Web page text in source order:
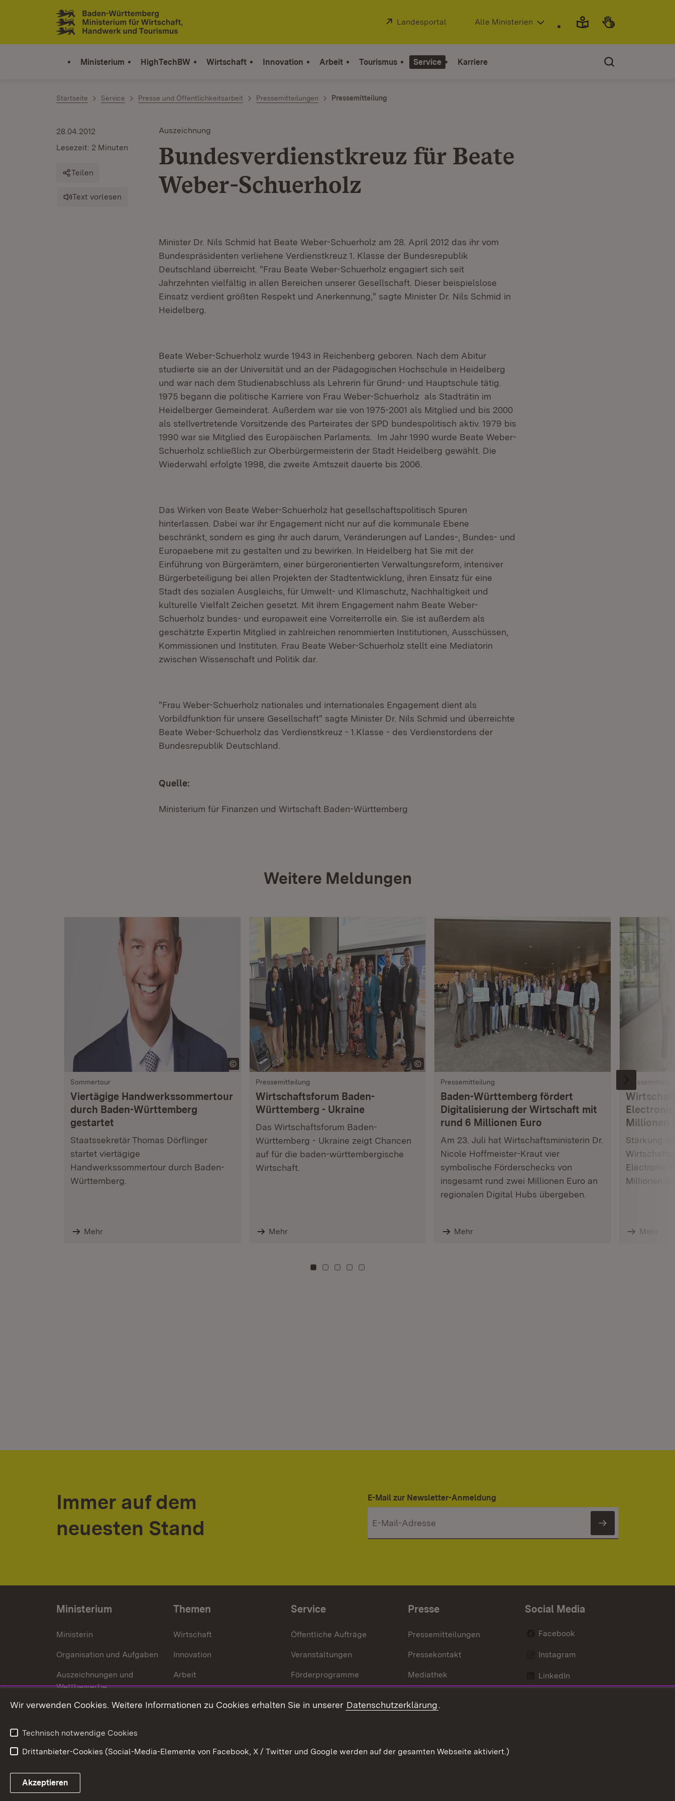
Zum Inhalt springen
Link zur Startseite
Extern:
Landesportal (Öffnet in neuem Fenster)
Alle Ministerien
Ministerium HighTechBW Wirtschaft Innovation Arbeit Tourismus Service Karriere
Startseite Service Presse und Öffentlichkeitsarbeit Pressemitteilungen Pressemitteilung
Auszeichnung
Bundesverdienstkreuz für Beate
Weber-Schuerholz
28.04.2012
Lesezeit: 2 Minuten
Teilen
Text vorlesen
Minister Dr. Nils Schmid hat Beate Weber-Schuerholz am 28. April 2012 das ihr vom
Bundespräsidenten verliehene Verdienstkreuz 1. Klasse der Bundesrepublik
Deutschland überreicht. "Frau Beate Weber-Schuerholz engagiert sich seit
Jahrzehnten vielfältig in allen Bereichen unserer Gesellschaft. Dieser beispielslose
Einsatz verdient größten Respekt und Anerkennung," sagte Minister Dr. Nils Schmid in
Heidelberg.
Beate Weber-Schuerholz wurde 1943 in Reichenberg geboren. Nach dem Abitur
studierte sie an der Universität und an der Pädagogischen Hochschule in Heidelberg
und war nach dem Studienabschluss als Lehrerin für Grund- und Hauptschule tätig.
1975 begann die politische Karriere von Frau Weber-Schuerholz als Stadträtin im
Heidelberger Gemeinderat. Außerdem war sie von 1975-2001 als Mitglied und bis 2000
als stellvertretende Vorsitzende des Parteirates der SPD bundespolitisch aktiv. 1979 bis
1990 war sie Mitglied des Europäischen Parlaments. Im Jahr 1990 wurde Beate Weber-
Schuerholz schließlich zur Oberbürgermeisterin der Stadt Heidelberg gewählt. Die
Wiederwahl erfolgte 1998, die zweite Amtszeit dauerte bis 2006.
Das Wirken von Beate Weber-Schuerholz hat gesellschaftspolitisch Spuren
hinterlassen. Dabei war ihr Engagement nicht nur auf die kommunale Ebene
beschränkt, sondern es ging ihr auch darum, Veränderungen auf Landes-, Bundes- und
Europaebene mit zu gestalten und zu bewirken. In Heidelberg hat Sie mit der
Einführung von Bürgerämtern, einer bürgerorientierten Verwaltungsreform, intensiver
Bürgerbeteiligung bei allen Projekten der Stadtentwicklung, ihren Einsatz für eine
Stadt des sozialen Ausgleichs, für Umwelt- und Klimaschutz, Nachhaltigkeit und
kulturelle Vielfalt Zeichen gesetzt. Mit ihrem Engagement nahm Beate Weber-
Schuerholz bundes- und europaweit eine Vorreiterrolle ein. Sie ist außerdem als
geschätzte Expertin Mitglied in zahlreichen renommierten Institutionen, Ausschüssen,
Kommissionen und Instituten. Frau Beate Weber-Schuerholz stellt eine Mediatorin
zwischen Wissenschaft und Politik dar.
"Frau Weber-Schuerholz nationales und internationales Engagement dient als
Vorbildfunktion für unsere Gesellschaft" sagte Minister Dr. Nils Schmid und überreichte
Beate Weber-Schuerholz das Verdienstkreuz - 1.Klasse - des Verdienstordens der
Bundesrepublik Deutschland.
Quelle:
Ministerium für Finanzen und Wirtschaft Baden-Württemberg
Weitere Meldungen
Sommertour
Viertägige Handwerkssommertour
durch Baden-Württemberg
gestartet
Staatssekretär Thomas Dörflinger
startet viertägige
Handwerkssommertour durch Baden-
Württemberg.
Mehr
Pressemitteilung
Wirtschaftsforum Baden-
Württemberg - Ukraine
Das Wirtschaftsforum Baden-
Württemberg - Ukraine zeigt Chancen
auf für die baden-württembergische
Wirtschaft.
Mehr
Pressemitteilung
Baden-Württemberg fördert
Digitalisierung der Wirtschaft mit
rund 6 Millionen Euro
Am 23. Juli hat Wirtschaftsministerin Dr.
Nicole Hoffmeister-Kraut vier
symbolische Förderschecks von
insgesamt rund zwei Millionen Euro an
regionalen Digital Hubs übergeben.
Mehr
Millionen
Stärkung
Electronic
Millionen
Mehr
Zu Kachel: 0
Zu Kachel: 3
Zu Kachel: 6
Zu Kachel: 9
Zu Kachel: 12
Immer auf dem
neuesten Stand
E-Mail zur Newsletter-Anmeldung
Newsletter
Ministerium
Ministerin
Organisation und Aufgaben
Auszeichnungen und
Wettbewerbe
Themen
Wirtschaft
Innovation
Arbeit
Service
Öffentliche Aufträge
Veranstaltungen
Förderprogramme
Presse
Pressemitteilungen
Pressekontakt
Mediathek
Social Media
Facebook
Instagram
LinkedIn
Link zum Landesportal
Wir verwenden Cookies. Weitere Informationen zu Cookies erhalten Sie in unserer Datenschutzerklärung.
Technisch notwendige Cookies
Drittanbieter-Cookies (Social-Media-Elemente von Facebook, X / Twitter und Google werden auf der gesamten Webseite aktiviert.)
Akzeptieren